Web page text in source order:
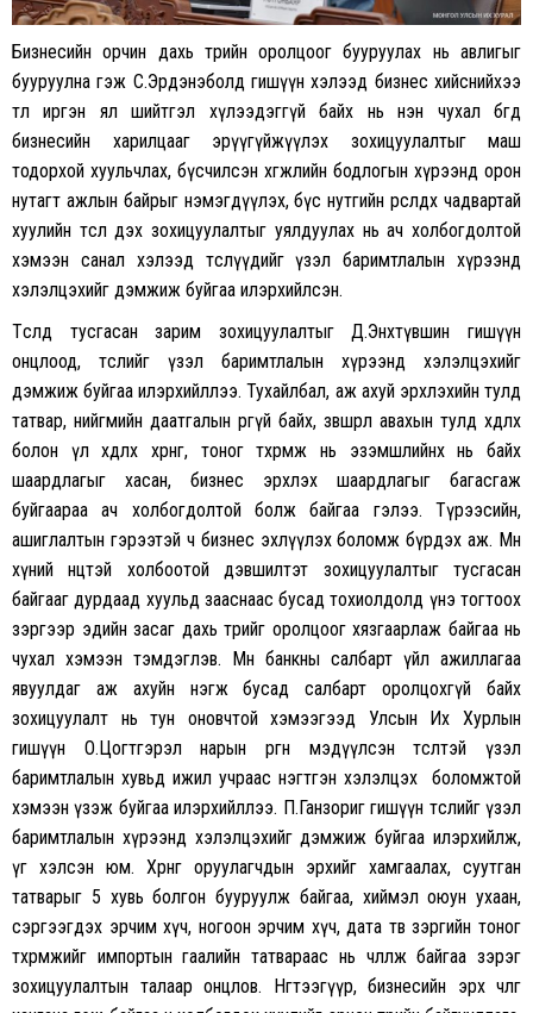
Бизнесийн орчин дахь төрийн оролцоог бууруулах нь авлигыг
бууруулна гэж С.Эрдэнэболд гишүүн хэлээд бизнес хийснийхээ
төлөө иргэн ял шийтгэл хүлээдэггүй байх нь нэн чухал бөгөөд
бизнесийн харилцааг эрүүгүйжүүлэх зохицуулалтыг маш
тодорхой хуульчлах, бүсчилсэн хөгжлийн бодлогын хүрээнд орон
нутагт ажлын байрыг нэмэгдүүлэх, бүс нутгийн өрсөлдөх чадвартай
хуулийн төсөл дэх зохицуулалтыг уялдуулах нь ач холбогдолтой
хэмээн санал хэлээд төслүүдийг үзэл баримтлалын хүрээнд
хэлэлцэхийг дэмжиж буйгаа илэрхийлсэн.
Төсөлд тусгасан зарим зохицуулалтыг Д.Энхтүвшин гишүүн
онцлоод, төслийг үзэл баримтлалын хүрээнд хэлэлцэхийг
дэмжиж буйгаа илэрхийллээ. Тухайлбал, аж ахуй эрхлэхийн тулд
татвар, нийгмийн даатгалын өргүй байх, зөвшөөрөл авахын тулд хөдлөх
болон үл хөдлөх хөрөнгө, тоног төхөөрөмж нь эзэмшлийнх нь байх
шаардлагыг хасан, бизнес эрхлэх шаардлагыг багасгаж
буйгаараа ач холбогдолтой болж байгаа гэлээ. Түрээсийн,
ашиглалтын гэрээтэй ч бизнес эхлүүлэх боломж бүрдэх аж. Мөн
хүний нөөцтэй холбоотой дэвшилтэт зохицуулалтыг тусгасан
байгааг дурдаад хуульд зааснаас бусад тохиолдолд үнэ тогтоох
зэргээр эдийн засаг дахь төрийг оролцоог хязгаарлаж байгаа нь
чухал хэмээн тэмдэглэв. Мөн банкны салбарт үйл ажиллагаа
явуулдаг аж ахуйн нэгж бусад салбарт оролцохгүй байх
зохицуулалт нь тун оновчтой хэмээгээд Улсын Их Хурлын
гишүүн О.Цогтгэрэл нарын өргөн мэдүүлсэн төсөлтэй үзэл
баримтлалын хувьд ижил учраас нэгтгэн хэлэлцэх боломжтой
хэмээн үзэж буйгаа илэрхийллээ. П.Ганзориг гишүүн төслийг үзэл
баримтлалын хүрээнд хэлэлцэхийг дэмжиж буйгаа илэрхийлж,
үг хэлсэн юм. Хөрөнгө оруулагчдын эрхийг хамгаалах, суутган
татварыг 5 хувь болгон бууруулж байгаа, хиймэл оюун ухаан,
сэргээгдэх эрчим хүч, ногоон эрчим хүч, дата төв зэргийн тоног
төхөөрөмжийг импортын гаалийн татвараас нь чөлөөлж байгаа зэрэг
зохицуулалтын талаар онцлов. Нөгөөтээгүүр, бизнесийн эрх чөлөөг